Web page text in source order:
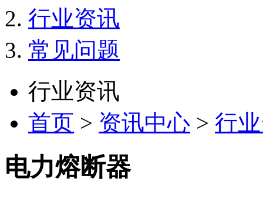
行业资讯
常见问题
行业资讯
首页 > 资讯中心 > 行
电力熔断器